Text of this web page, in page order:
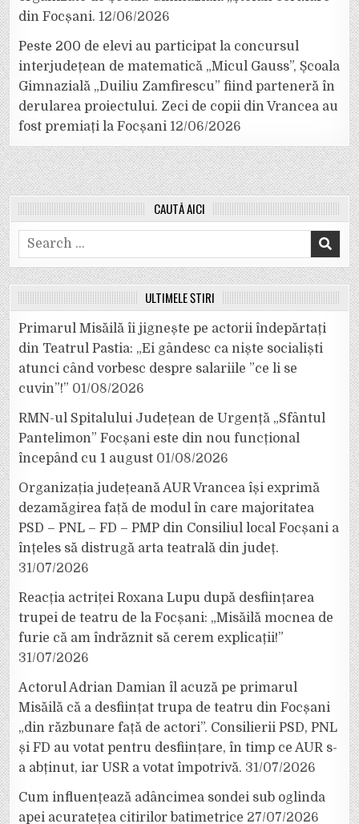
din Focșani. 12/06/2026
Peste 200 de elevi au participat la concursul
interjudețean de matematică „Micul Gauss”, Școala
Gimnazială „Duiliu Zamfirescu” fiind parteneră în
derularea proiectului. Zeci de copii din Vrancea au
fost premiați la Focșani 12/06/2026
CAUTĂ AICI
Search
for:
ULTIMELE ȘTIRI
Primarul Misăilă îi jignește pe actorii îndepărtați
din Teatrul Pastia: „Ei gândesc ca niște socialiști
atunci când vorbesc despre salariile ”ce li se
cuvin”!” 01/08/2026
RMN-ul Spitalului Județean de Urgență „Sfântul
Pantelimon” Focșani este din nou funcțional
începând cu 1 august 01/08/2026
Organizația județeană AUR Vrancea își exprimă
dezamăgirea față de modul în care majoritatea
PSD – PNL – FD – PMP din Consiliul local Focșani a
înțeles să distrugă arta teatrală din județ.
31/07/2026
Reacția actriței Roxana Lupu după desființarea
trupei de teatru de la Focșani: „Misăilă mocnea de
furie că am îndrăznit să cerem explicații!”
31/07/2026
Actorul Adrian Damian îl acuză pe primarul
Misăilă că a desființat trupa de teatru din Focșani
„din răzbunare față de actori”. Consilierii PSD, PNL
și FD au votat pentru desființare, în timp ce AUR s-
a abținut, iar USR a votat împotrivă. 31/07/2026
Cum influențează adâncimea sondei sub oglinda
apei acuratețea citirilor batimetrice 27/07/2026